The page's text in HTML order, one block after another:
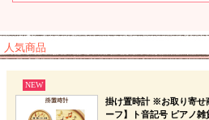
人気商品
NEW
掛け置時計 ※お取り寄せ
ーフ】ト音記号 ピアノ雑